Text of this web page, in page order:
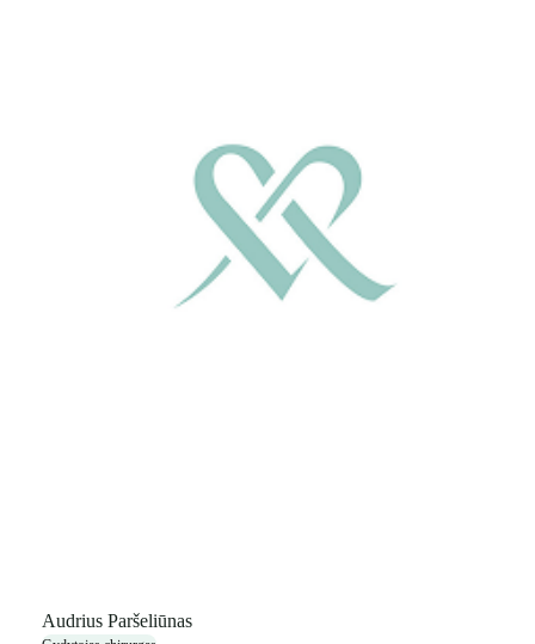
Audrius Paršeliūnas